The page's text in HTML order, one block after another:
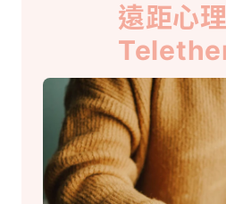
遠距心